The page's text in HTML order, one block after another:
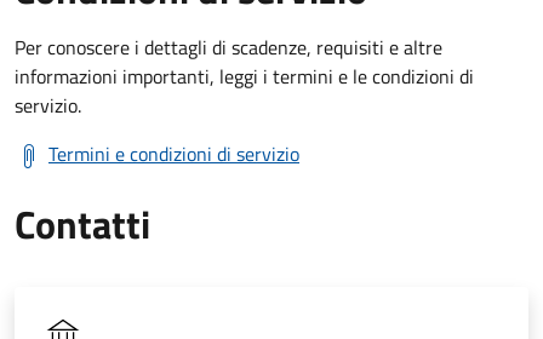
Per conoscere i dettagli di scadenze, requisiti e altre
informazioni importanti, leggi i termini e le condizioni di
servizio.
Termini e condizioni di servizio
Contatti